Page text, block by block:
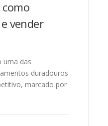
vender
uma das
duradouros
marcado por